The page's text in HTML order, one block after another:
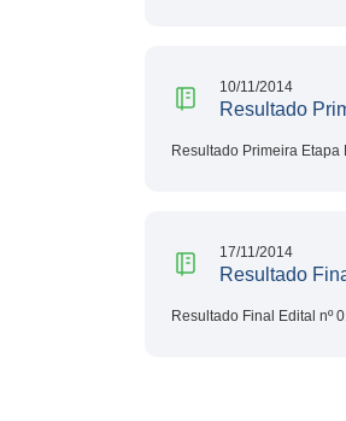
10/11/2014
Resultado
Resultado Primeira Etapa
17/11/2014
Resultado
Resultado Final Edital nº